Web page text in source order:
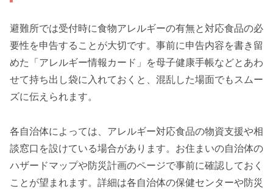
避難所では受付時に食物アレルギーの有無と対応食品の必
要性を申告することが大切です。事前に申告内容を書き留
めた「アレルギー情報カード」を母子健康手帳などとあわ
せて持ち出し袋に入れておくと、混乱した場面でもスムー
ズに伝えられます。
各自治体によっては、アレルギー対応食品の物資支援や相
談窓口を設けている場合があります。お住まいの自治体の
ハザードマップや防災計画のページで事前に確認しておく
ことが望まれます。詳細は各自治体の保健センターや防災